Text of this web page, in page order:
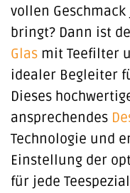
vollen
bringt? Dann ist
Glas mit Teefilter
idealer Begleiter
Dieses
ansprechendes
Technologie und
Einstellung der
für jede